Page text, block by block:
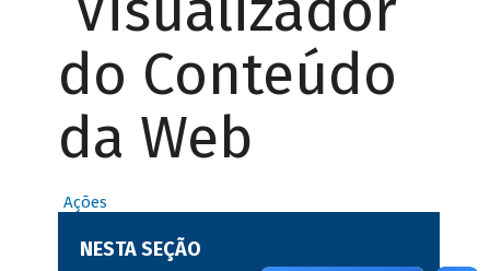
do Conteúdo
da Web
Ações
NESTA SEÇÃO